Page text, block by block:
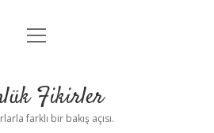
Anasayfa
Yasal Uyarı
menüyü
Fikirler
farklı bir bakış açısı.